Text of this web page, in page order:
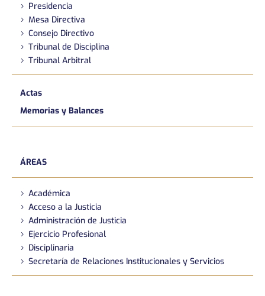
Presidencia
Mesa Directiva
Consejo Directivo
Tribunal de Disciplina
Tribunal Arbitral
Actas
Memorias y Balances
ÁREAS
Académica
Acceso a la Justicia
Administración de Justicia
Ejercicio Profesional
Disciplinaria
Secretaría de Relaciones Institucionales y Servicios